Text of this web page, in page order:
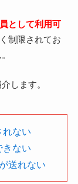
として利用可
制限されてお
します。
れない
きない
送れない